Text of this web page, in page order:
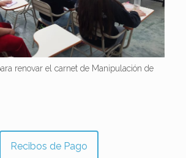
renovar el carnet de Manipulación de
Recibos de Pago